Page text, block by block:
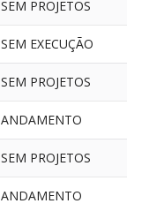
SEM PROJETOS
SEM EXECUÇÃO
SEM PROJETOS
ANDAMENTO
SEM PROJETOS
ANDAMENTO